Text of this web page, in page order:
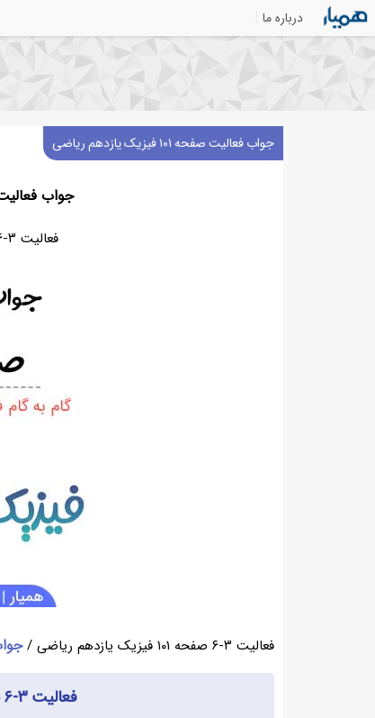
درباره ما
جواب فعالیت صفحه ۱۰۱ فیزیک یازدهم ریاضی
جواب فعالیت صفحه ۱۰۱
فعالیت ۳-۶ صفحه ۱۰۱ فیزیک یازدهم ریاضی
فعالیت ۳-۶ صفحه ۱۰۱ فیزیک یازدهم ریاضی / جواب
فعالیت ۳-۶ صفحه ۱۰۱ فیزیک یازدهم ریاضی